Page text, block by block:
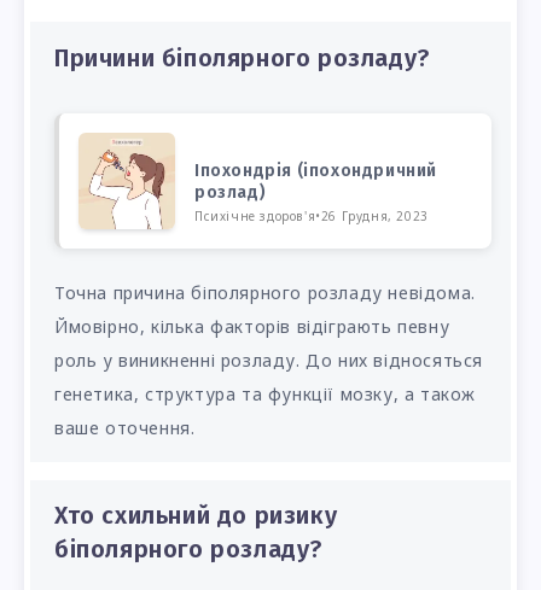
Причини біполярного розладу?
Іпохондрія (іпохондричний
розлад)
Психічне здоров'я• 26 Грудня, 2023
Точна причина біполярного розладу невідома.
Ймовірно, кілька факторів відіграють певну
роль у виникненні розладу. До них відносяться
генетика, структура та функції мозку, а також
ваше оточення.
Хто схильний до ризику
біполярного розладу?